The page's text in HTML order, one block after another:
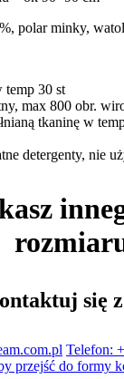
%, polar minky,
temp 30 st
max 800 obr.
tkaninę w
detergenty, nie
się
Telefon:
przejść do formy